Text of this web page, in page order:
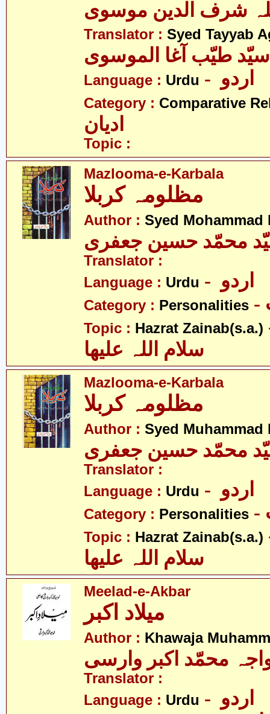
شرف الدین موسوی
Translator : Syed Tayyab
سیّد طیّب آغا الموسوی
Language : Urdu
Category : Comparative
ادیان
Topic :
Mazlooma-e-Karbala
Author : Syed Mohammad
محمّد حسین جعفری
Translator :
Language : Urdu
Category : Personalities
Topic : Hazrat Zainab(s.a.)
سلام اللہ علیھا
Mazlooma-e-Karbala
مظلومہ کربلا
Author : Syed Muhammad
محمّد حسین جعفری
Translator :
Language : Urdu
Category : Personalities
Topic : Hazrat Zainab(s.a.)
سلام اللہ علیھا
Meelad-e-Akbar
میلاد اکبر
Author : Khawaja
محمّد اکبر وارسی
Translator :
Language : Urdu